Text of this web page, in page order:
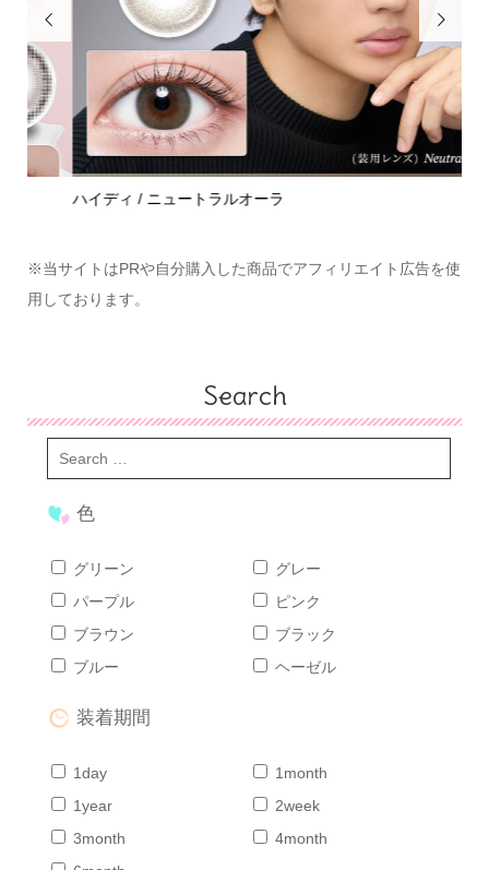

ハイディ / ニュートラルオーラ

※当サイトはPRや自分購入した商品でアフィリエイト広告を使
用しております。
Search
色
グリーン
グレー
パープル
ピンク
ブラウン
ブラック
ブルー
ヘーゼル
装着期間
1day
1month
1year
2week
3month
4month
Home Search